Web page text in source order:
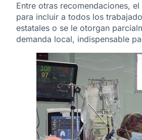
Entre otras recomendaciones,
para incluir a todos los
estatales o se le otorgan
demanda local, indispensable